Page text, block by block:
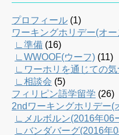
プロフィール (1)
ワーキングホリデー(オ
∟準備 (16)
∟WWOOF(ウーフ) (11)
∟ワーホリを通じての気
∟相談会 (5)
フィリピン語学留学 (26)
2ndワーキングホリデー(
∟メルボルン(2016年06
∟バンダバーグ(2016年